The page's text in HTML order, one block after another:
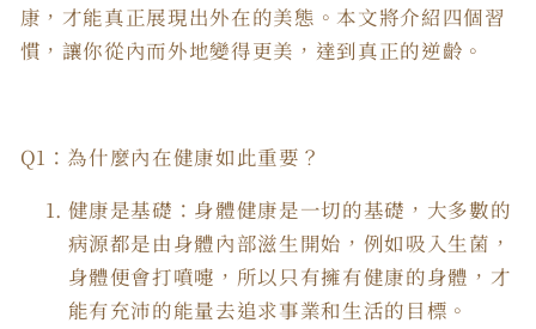
康，才能真正展現出外在的美態。本文將介紹四個習
慣，讓你從內而外地變得更美，達到真正的逆齡。
Q1：為什麼內在健康如此重要？
健康是基礎：身體健康是一切的基礎，大多數的
病源都是由身體內部滋生開始，例如吸入生菌，
身體便會打噴嚏，所以只有擁有健康的身體，才
能有充沛的能量去追求事業和生活的目標。